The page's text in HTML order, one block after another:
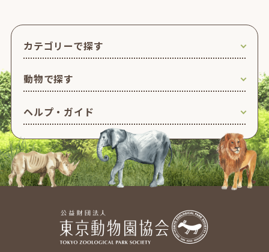
カテゴリーで探す
動物で探す
ヘルプ・ガイド